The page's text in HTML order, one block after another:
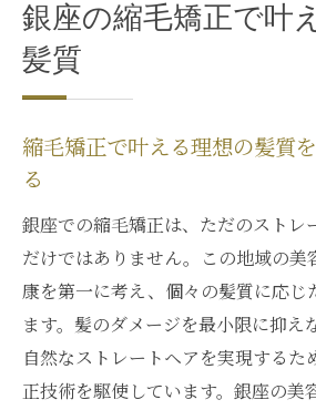
銀座の縮毛矯正で叶
髪質
縮毛矯正で叶える理想の髪質
る
銀座での縮毛矯正は、ただのストレ
だけではありません。この地域の美
康を第一に考え、個々の髪質に応じ
ます。髪のダメージを最小限に抑え
自然なストレートヘアを実現するた
正技術を駆使しています。銀座の美